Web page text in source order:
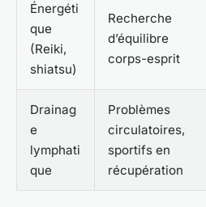
Énergéti
que
(Reiki,
shiatsu)
Recherche
d’équilibre
corps-esprit
Drainag
e
lymphati
que
Problèmes
circulatoires,
sportifs en
récupération